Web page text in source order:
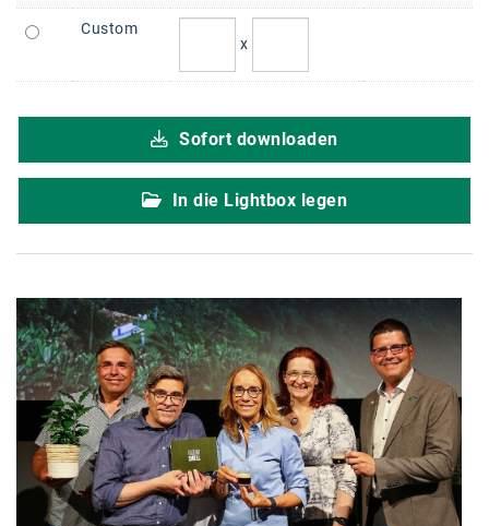
karriere.at
NEOH
Nespresso
Neudoerfler
OBI
Oral-B
Custom
x
Sofort downloaden
In die Lightbox legen